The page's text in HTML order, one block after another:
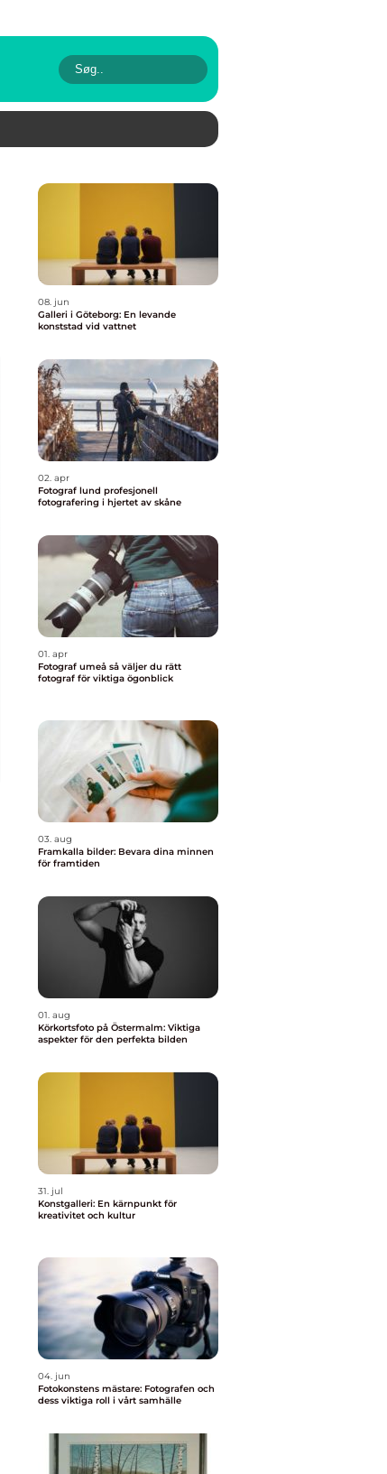
08. jun
Galleri i Göteborg: En levande
konststad vid vattnet
02. apr
Fotograf lund profesjonell
fotografering i hjertet av skåne
01. apr
Fotograf umeå så väljer du rätt
fotograf för viktiga ögonblick
03. aug
Framkalla bilder: Bevara dina minnen
för framtiden
01. aug
Körkortsfoto på Östermalm: Viktiga
aspekter för den perfekta bilden
31. jul
Konstgalleri: En kärnpunkt för
kreativitet och kultur
04. jun
Fotokonstens mästare: Fotografen och
dess viktiga roll i vårt samhälle